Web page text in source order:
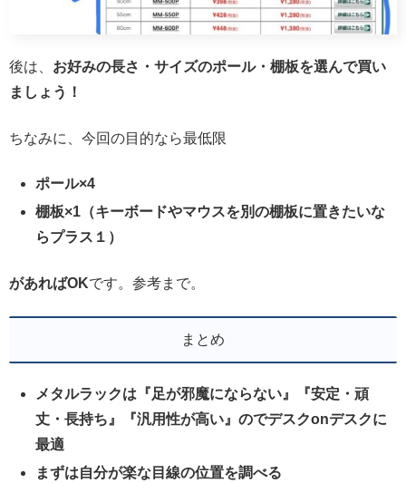
後は、 お好みの長さ・サイズのポール・棚板を選んで買い
ましょう！
ちなみに、今回の目的なら最低限
ポール×4
棚板×1（キーボードやマウスを別の棚板に置きたいな
らプラス１）
があればOKです。参考まで。
まとめ
メタルラックは『足が邪魔にならない』『安定・頑
丈・長持ち』『汎用性が高い』のでデスクonデスクに
最適
まずは自分が楽な目線の位置を調べる